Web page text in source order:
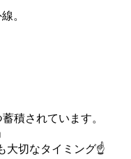
。
積されています。
大切なタイミング☝